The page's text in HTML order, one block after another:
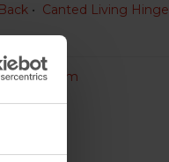
• Canted Living Hinge
System